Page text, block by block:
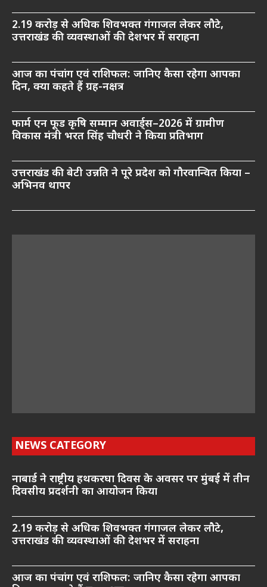
2.19 करोड़ से अधिक शिवभक्त गंगाजल लेकर लौटे,
उत्तराखंड की व्यवस्थाओं की देशभर में सराहना
आज का पंचांग एवं राशिफल: जानिए कैसा रहेगा आपका
दिन, क्या कहते हैं ग्रह-नक्षत्र
फार्म एन फूड कृषि सम्मान अवार्ड्स–2026 में ग्रामीण
विकास मंत्री भरत सिंह चौधरी ने किया प्रतिभाग
उत्तराखंड की बेटी उन्नति ने पूरे प्रदेश को गौरवान्वित किया –
अभिनव थापर
NEWS CATEGORY
नाबार्ड ने राष्ट्रीय हथकरघा दिवस के अवसर पर मुंबई में तीन
दिवसीय प्रदर्शनी का आयोजन किया
2.19 करोड़ से अधिक शिवभक्त गंगाजल लेकर लौटे,
उत्तराखंड की व्यवस्थाओं की देशभर में सराहना
आज का पंचांग एवं राशिफल: जानिए कैसा रहेगा आपका